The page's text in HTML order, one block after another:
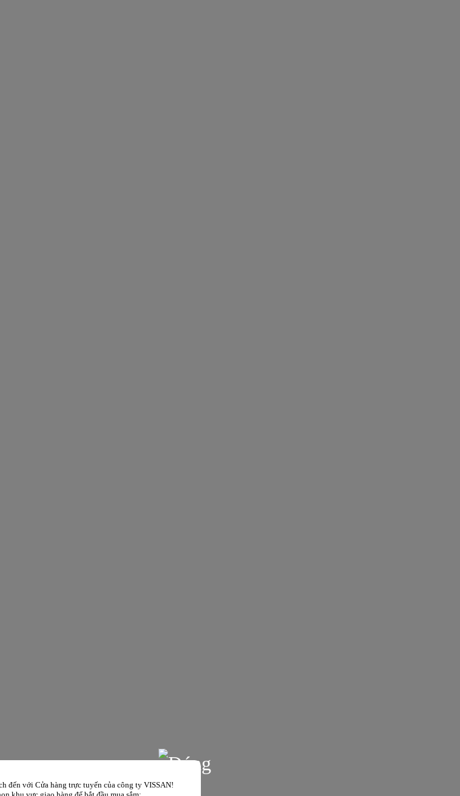
đến với Cửa hàng trực tuyến của công ty VISSAN!